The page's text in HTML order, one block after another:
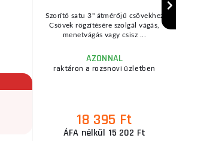
Szorító satu 3" átmérőjű csövekhez
Csövek rögzítésére szolgál vágás,
menetvágás vagy csisz ...
AZONNAL
raktáron a rozsnovi üzletben
18 395 Ft
ÁFA nélkül 15 202 Ft